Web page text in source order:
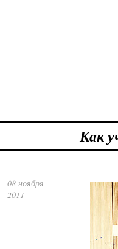
Как
08 ноября
2011